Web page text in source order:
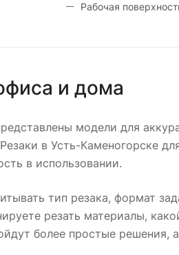
Рабочая
и дома
модели для
в Усть-Каменогорске
в использовании.
тип резака, формат
резать материалы,
более простые решения,